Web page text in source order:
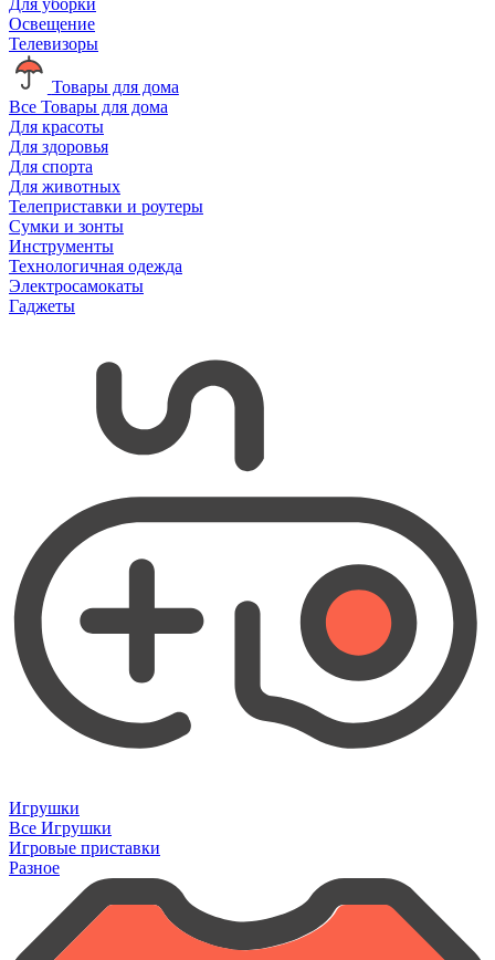
Освещение
Телевизоры
Товары для дома
Все Товары для дома
Для красоты
Для здоровья
Для спорта
Для животных
Телеприставки и роутеры
Сумки и зонты
Инструменты
Технологичная одежда
Электросамокаты
Гаджеты
Игрушки
Все Игрушки
Игровые приставки
Разное